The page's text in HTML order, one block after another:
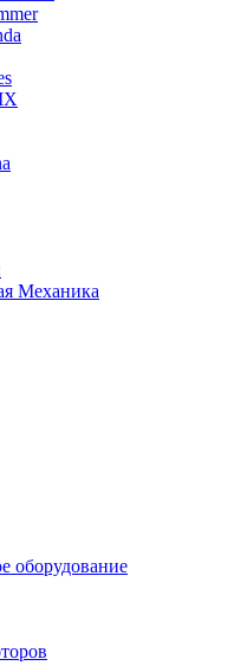
Механика
оборудование